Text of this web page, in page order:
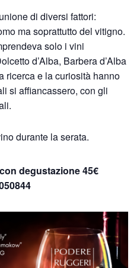
di diversi fattori:
ma soprattutto del vitigno.
solo i vini
d’Alba, Barbera d’Alba
ricerca e la curiosità hanno
si affiancassero, con gli
durante la serata.
degustazione 45€